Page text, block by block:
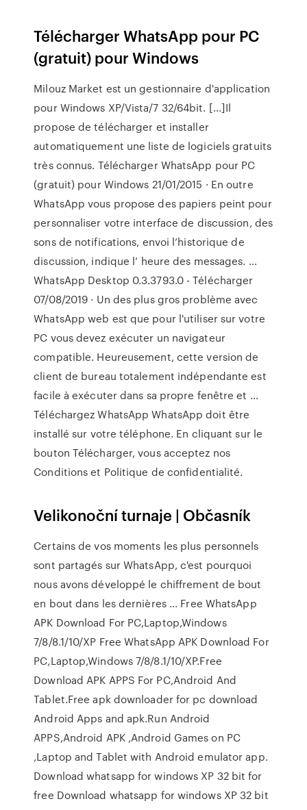
Télécharger WhatsApp pour PC
(gratuit) pour Windows
Milouz Market est un gestionnaire d'application
pour Windows XP/Vista/7 32/64bit. [...]Il
propose de télécharger et installer
automatiquement une liste de logiciels gratuits
très connus. Télécharger WhatsApp pour PC
(gratuit) pour Windows 21/01/2015 · En outre
WhatsApp vous propose des papiers peint pour
personnaliser votre interface de discussion, des
sons de notifications, envoi l’historique de
discussion, indique l’ heure des messages. …
WhatsApp Desktop 0.3.3793.0 - Télécharger
07/08/2019 · Un des plus gros problème avec
WhatsApp web est que pour l'utiliser sur votre
PC vous devez exécuter un navigateur
compatible. Heureusement, cette version de
client de bureau totalement indépendante est
facile à exécuter dans sa propre fenêtre et …
Téléchargez WhatsApp WhatsApp doit être
installé sur votre téléphone. En cliquant sur le
bouton Télécharger, vous acceptez nos
Conditions et Politique de confidentialité.
Velikonoční turnaje | Občasník
Certains de vos moments les plus personnels
sont partagés sur WhatsApp, c'est pourquoi
nous avons développé le chiffrement de bout
en bout dans les dernières ... Free WhatsApp
APK Download For PC,Laptop,Windows
7/8/8.1/10/XP Free WhatsApp APK Download For
PC,Laptop,Windows 7/8/8.1/10/XP.Free
Download APK APPS For PC,Android And
Tablet.Free apk downloader for pc download
Android Apps and apk.Run Android
APPS,Android APK ,Android Games on PC
,Laptop and Tablet with Android emulator app.
Download whatsapp for windows XP 32 bit for
free Download whatsapp for windows XP 32 bit